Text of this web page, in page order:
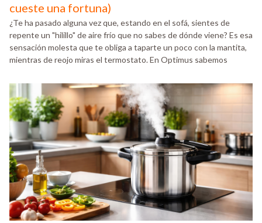
cueste una fortuna)
¿Te ha pasado alguna vez que, estando en el sofá, sientes de
repente un "hilillo" de aire frío que no sabes de dónde viene? Es esa
sensación molesta que te obliga a taparte un poco con la mantita,
mientras de reojo miras el termostato. En Optimus sabemos